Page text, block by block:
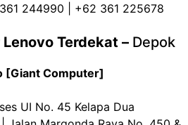
244990 | +62 361 225678
Terdekat – Depok
[Giant Computer]
UI No. 45 Kelapa Dua